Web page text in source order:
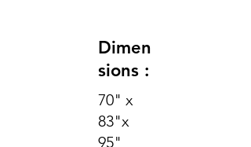
Dimen
sions :
70" x
83"x
95"